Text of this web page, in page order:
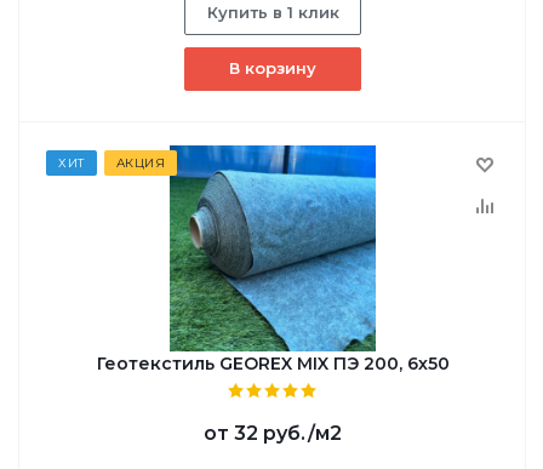
Купить в 1 клик
В корзину
ХИТ АКЦИЯ
Геотекстиль GEOREX MIX ПЭ 200, 6х50
от 32 руб./м2